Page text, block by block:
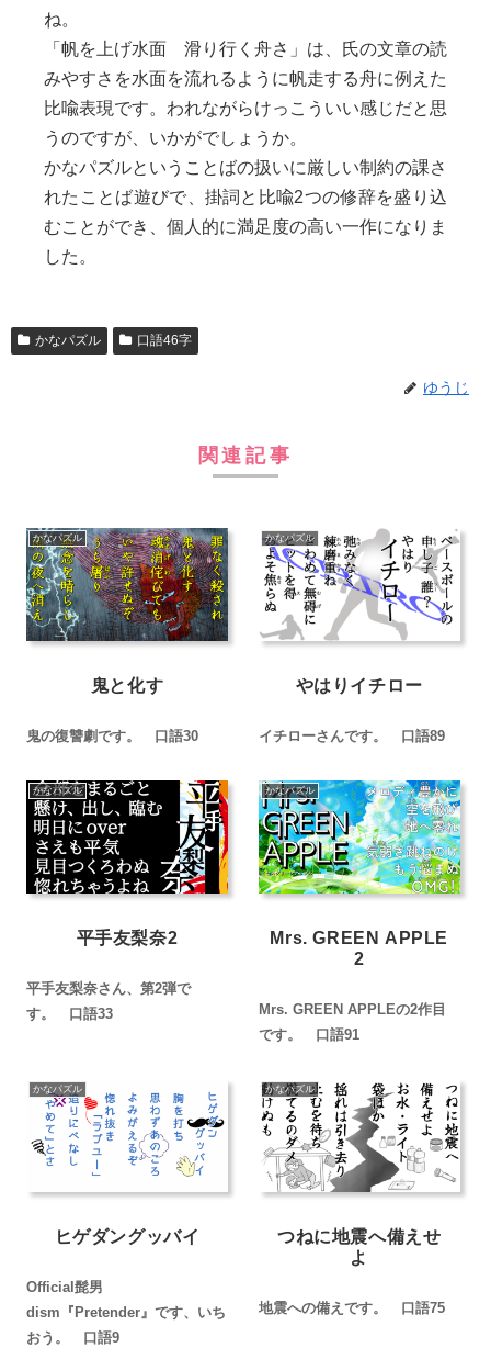
ね。
「帆を上げ水面 滑り行く舟さ」は、氏の文章の読
みやすさを水面を流れるように帆走する舟に例えた
比喩表現です。われながらけっこういい感じだと思
うのですが、いかがでしょうか。
かなパズルということばの扱いに厳しい制約の課さ
れたことば遊びで、掛詞と比喩2つの修辞を盛り込
むことができ、個人的に満足度の高い一作になりま
した。
かなパズル 口語46字
ゆうじ
関連記事
かなパズル
鬼と化す
鬼の復讐劇です。 口語30
かなパズル
やはりイチロー
イチローさんです。 口語89
かなパズル
平手友梨奈2
平手友梨奈さん、第2弾で
す。 口語33
かなパズル
Mrs. GREEN APPLE
2
Mrs. GREEN APPLEの2作目
です。 口語91
かなパズル
ヒゲダングッバイ
Official髭男
dism『Pretender』です、いち
おう。 口語9
かなパズル
つねに地震へ備えせ
よ
地震への備えです。 口語75